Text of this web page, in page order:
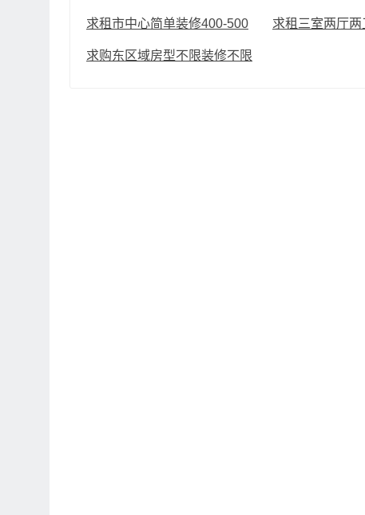
求租市中心简单装修400-500 求租三室两厅两
求购东区域房型不限装修不限